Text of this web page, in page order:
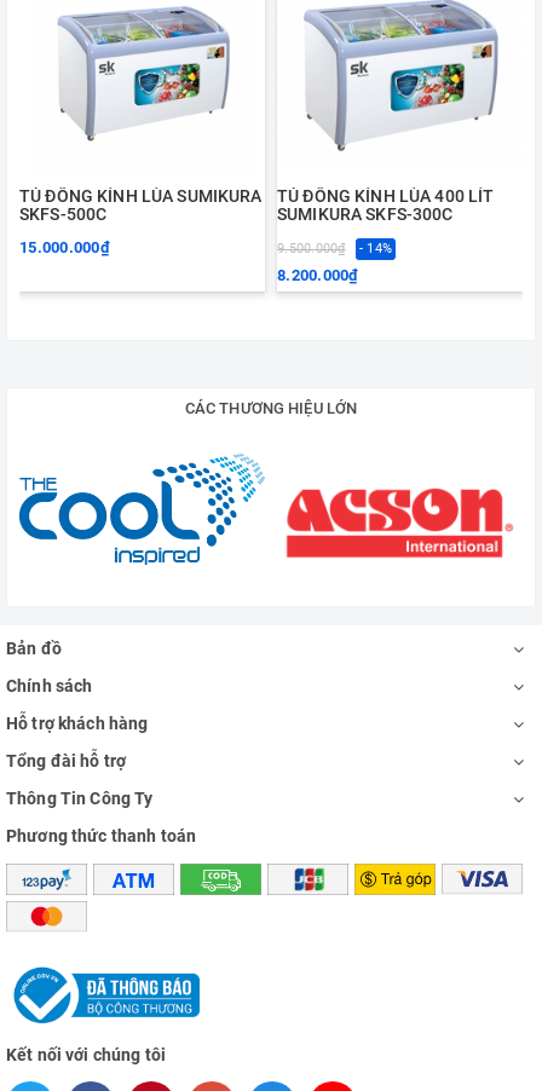
TỦ ĐÔNG KÍNH LÙA SUMIKURA
SKFS-500C
15.000.000₫
TỦ ĐÔNG KÍNH LÙA 400 LÍT
SUMIKURA SKFS-300C
9.500.000₫ - 14%
8.200.000₫
CÁC THƯƠNG HIỆU LỚN
Bản đồ
Chính sách
Hỗ trợ khách hàng
Tổng đài hỗ trợ
Thông Tin Công Ty
Phương thức thanh toán
Kết nối với chúng tôi